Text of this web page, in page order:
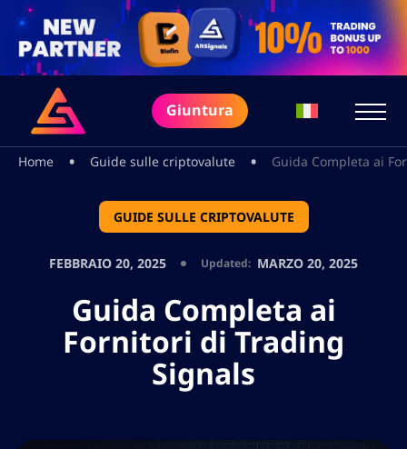
Giuntura
Home • Guide sulle criptovalute • Guida Completa ai
GUIDE SULLE CRIPTOVALUTE
FEBBRAIO 20, 2025 Updated: MARZO 20, 2025
Guida Completa ai
Fornitori di Trading
Signals